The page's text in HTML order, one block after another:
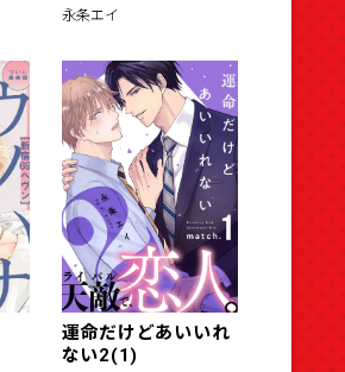
永条エイ
運命だけどあいいれ
ない2(1)